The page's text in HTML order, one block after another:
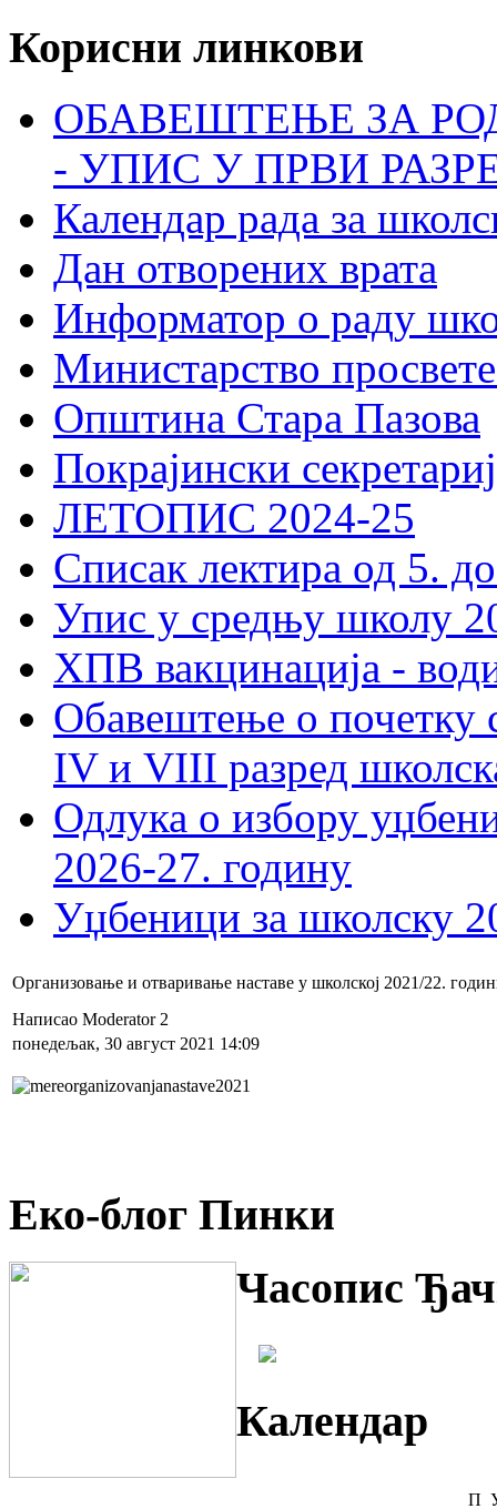
Корисни линкови
ОБАВЕШТЕЊЕ ЗА
- УПИС У ПРВИ
Календар рада за
Дан отворених врата
Информатор о раду
Министарство
Општина Стара Пазова
Покрајински
ЛЕТОПИС 2024-25
Списак лектира од 5.
Упис у средњу школу
ХПВ вакцинација -
Обавештење о почетку
IV и VIII разред
Одлука о избору
2026-27. годину
Уџбеници за школску
Организовање и отваривање наставе у школској 2021/22.
Написао Moderator 2
понедељак, 30 август 2021 14:09
Еко-блог Пинки
Часопис
Календар
П